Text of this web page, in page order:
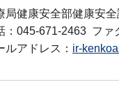
局健康安全部健康安全
：045-671-2463 ファ
ルアドレス： ir-